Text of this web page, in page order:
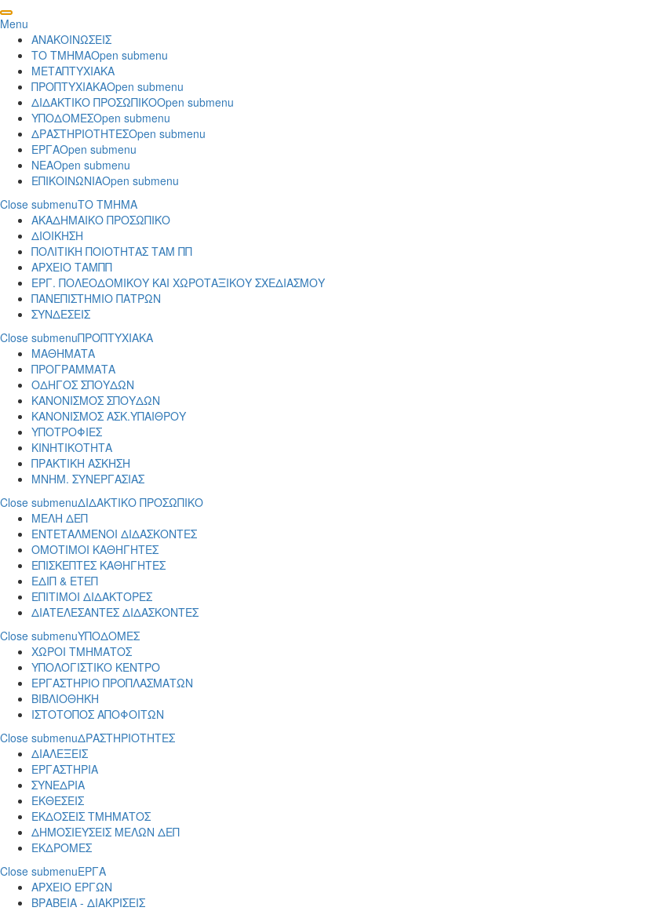
Menu
ΑΝΑΚΟΙΝΩΣΕΙΣ
ΤΟ ΤΜΗΜΑOpen submenu
ΜΕΤΑΠΤΥΧΙΑΚΑ
ΠΡΟΠΤΥΧΙΑΚΑOpen submenu
ΔΙΔΑΚΤΙΚΟ ΠΡΟΣΩΠΙΚΟOpen submenu
ΥΠΟΔΟΜΕΣOpen submenu
ΔΡΑΣΤΗΡΙΟΤΗΤΕΣOpen submenu
ΕΡΓΑOpen submenu
ΝΕΑOpen submenu
ΕΠΙΚΟΙΝΩΝΙΑOpen submenu
Close submenuΤΟ ΤΜΗΜΑ
ΑΚΑΔΗΜΑΙΚΟ ΠΡΟΣΩΠΙΚΟ
ΔΙΟΙΚΗΣΗ
ΠΟΛΙΤΙΚΗ ΠΟΙΟΤΗΤΑΣ ΤΑΜ ΠΠ
ΑΡΧΕΙΟ ΤΑΜΠΠ
ΕΡΓ. ΠΟΛΕΟΔΟΜΙΚΟΥ ΚΑΙ ΧΩΡΟΤΑΞΙΚΟΥ ΣΧΕΔΙΑΣΜΟΥ
ΠΑΝΕΠΙΣΤΗΜΙΟ ΠΑΤΡΩΝ
ΣΥΝΔΕΣΕΙΣ
Close submenuΠΡΟΠΤΥΧΙΑΚΑ
ΜΑΘΗΜΑΤΑ
ΠΡΟΓΡΑΜΜΑΤΑ
ΟΔΗΓΟΣ ΣΠΟΥΔΩΝ
ΚΑΝΟΝΙΣΜΟΣ ΣΠΟΥΔΩΝ
ΚΑΝΟΝΙΣΜΟΣ ΑΣΚ.ΥΠΑΙΘΡΟΥ
ΥΠΟΤΡΟΦΙΕΣ
ΚΙΝΗΤΙΚΟΤΗΤΑ
ΠΡΑΚΤΙΚΗ ΑΣΚΗΣΗ
ΜΝΗΜ. ΣΥΝΕΡΓΑΣΙΑΣ
Close submenuΔΙΔΑΚΤΙΚΟ ΠΡΟΣΩΠΙΚΟ
ΜΕΛΗ ΔΕΠ
ΕΝΤΕΤΑΛΜΕΝΟΙ ΔΙΔΑΣΚΟΝΤΕΣ
ΟΜΟΤΙΜΟΙ ΚΑΘΗΓΗΤΕΣ
ΕΠΙΣΚΕΠΤΕΣ ΚΑΘΗΓΗΤΕΣ
ΕΔΙΠ & ΕΤΕΠ
ΕΠΙΤΙΜΟΙ ΔΙΔΑΚΤΟΡΕΣ
ΔΙΑΤΕΛΕΣΑΝΤΕΣ ΔΙΔΑΣΚΟΝΤΕΣ
Close submenuΥΠΟΔΟΜΕΣ
ΧΩΡΟΙ ΤΜΗΜΑΤΟΣ
ΥΠΟΛΟΓΙΣΤΙΚΟ ΚΕΝΤΡΟ
ΕΡΓΑΣΤΗΡΙΟ ΠΡΟΠΛΑΣΜΑΤΩΝ
ΒΙΒΛΙΟΘΗΚΗ
ΙΣΤΟΤΟΠΟΣ ΑΠΟΦΟΙΤΩΝ
Close submenuΔΡΑΣΤΗΡΙΟΤΗΤΕΣ
ΔΙΑΛΕΞΕΙΣ
ΕΡΓΑΣΤΗΡΙΑ
ΣΥΝΕΔΡΙΑ
ΕΚΘΕΣΕΙΣ
ΕΚΔΟΣΕΙΣ ΤΜΗΜΑΤΟΣ
ΔΗΜΟΣΙΕΥΣΕΙΣ ΜΕΛΩΝ ΔΕΠ
ΕΚΔΡΟΜΕΣ
Close submenuΕΡΓΑ
ΑΡΧΕΙΟ ΕΡΓΩΝ
ΒΡΑΒΕΙΑ - ΔΙΑΚΡΙΣΕΙΣ